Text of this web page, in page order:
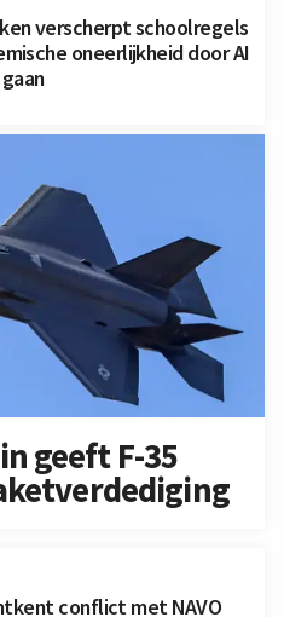
verscherpt schoolregels
oneerlijkheid door AI
geeft F-35
conflict met NAVO